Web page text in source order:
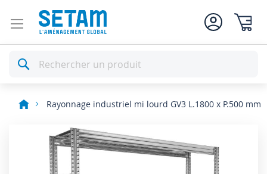
Rechercher
Rayonnage industriel mi lourd GV3 L.1800 x P.500 mm